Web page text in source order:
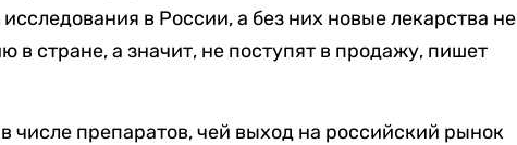
в России, а без них новые лекарства не
в стране, а значит, не поступят в продажу, пишет
числе препаратов, чей выход на российский рынок